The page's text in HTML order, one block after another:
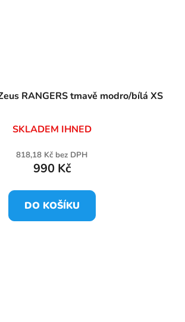
RANGERS tmavě modro/bílá XS
SKLADEM IHNED
818,18 Kč bez DPH
990 Kč
DO KOŠÍKU